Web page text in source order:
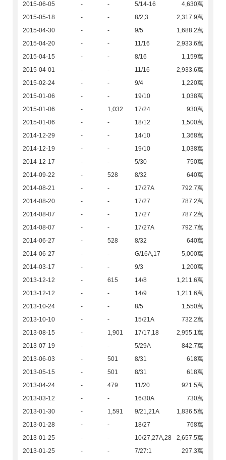
2015-06-05
- - 5/14-16
4,630萬
2015-05-18
- - 8/2,3
2,317.9萬
2015-04-30
- - 9/5
1,688.2萬
2015-04-20
- - 11/16
2,933.6萬
2015-04-15
- - 8/16
1,159萬
2015-04-01
- - 11/16
2,933.6萬
2015-02-24
- - 9/4
1,220萬
2015-01-06
- - 19/10
1,038萬
2015-01-06
- 1,032 17/24
930萬
2015-01-06
- - 18/12
1,500萬
2014-12-29
- - 14/10
1,368萬
2014-12-19
- - 19/10
1,038萬
2014-12-17
- - 5/30
750萬
2014-09-22
- 528 8/32
640萬
2014-08-21
- - 17/27A
792.7萬
2014-08-20
- - 17/27
787.2萬
2014-08-07
- - 17/27
787.2萬
2014-08-07
- - 17/27A
792.7萬
2014-06-27
- 528 8/32
640萬
2014-06-27
- - G/16A,17
5,000萬
2014-03-17
- - 9/3
1,200萬
2013-12-12
- 615 14/8
1,211.6萬
2013-12-12
- - 14/9
1,211.6萬
2013-10-24
- - 8/5
1,550萬
2013-10-10
- - 15/21A
732.2萬
2013-08-15
- 1,901 17/17,18
2,955.1萬
2013-07-19
- - 5/29A
842.7萬
2013-06-03
- 501 8/31
618萬
2013-05-15
- 501 8/31
618萬
2013-04-24
- 479 11/20
921.5萬
2013-03-12
- - 16/30A
730萬
2013-01-30
- 1,591 9/21,21A
1,836.5萬
2013-01-28
- - 18/27
768萬
2013-01-25
- - 10/27,27A,28
2,657.5萬
2013-01-25
- - 7/27:1
297.3萬